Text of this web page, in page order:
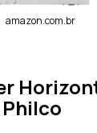
amazon.com.br
Philco